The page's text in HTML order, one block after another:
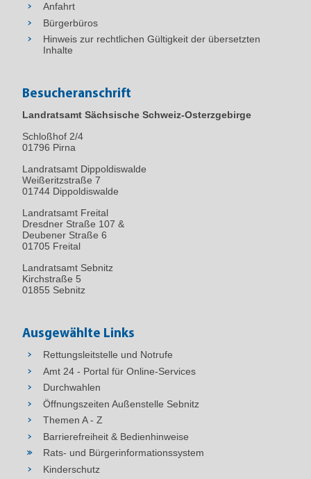
Anfahrt
Bürgerbüros
Hinweis zur rechtlichen Gültigkeit der übersetzten
Inhalte
Besucheranschrift
Landratsamt Sächsische Schweiz-Osterzgebirge
Schloßhof 2/4
01796 Pirna
Landratsamt Dippoldiswalde
Weißeritzstraße 7
01744 Dippoldiswalde
Landratsamt Freital
Dresdner Straße 107 &
Deubener Straße 6
01705 Freital
Landratsamt Sebnitz
Kirchstraße 5
01855 Sebnitz
Ausgewählte Links
Rettungsleitstelle und Notrufe
Amt 24 - Portal für Online-Services
Durchwahlen
Öffnungszeiten Außenstelle Sebnitz
Themen A - Z
Barrierefreiheit & Bedienhinweise
Rats- und Bürgerinformationssystem
Kinderschutz